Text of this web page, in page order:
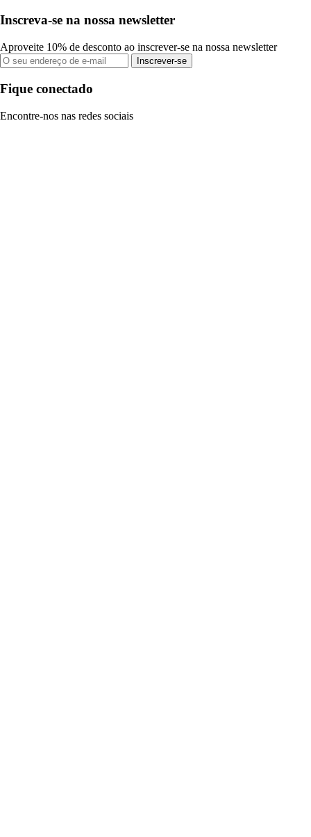
Inscreva-se na nossa newsletter
Aproveite 10% de desconto ao inscrever-se na nossa newsletter
Inscrever-se
Fique conectado
Encontre-nos nas redes sociais